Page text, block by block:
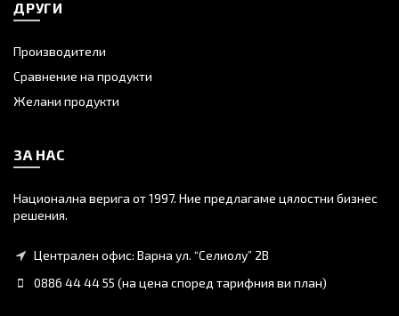
ДРУГИ
Производители
Сравнение на продукти
Желани продукти
ЗА НАС
Национална верига от 1997. Ние предлагаме цялостни бизнес
решения.
Централен офис: Варна ул. “Селиолу” 2В
0886 44 44 55 (на цена според тарифния ви план)